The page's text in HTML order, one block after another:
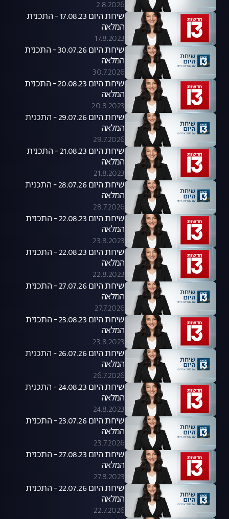
2.8.2026
שיחת היום 17.08.23 - התכנית
המלאה
17.8.2023
שיחת היום 30.07.26 - התכנית
המלאה
30.7.2026
שיחת היום 20.08.23 - התכנית
המלאה
20.8.2023
שיחת היום 29.07.26 - התכנית
המלאה
29.7.2026
שיחת היום 21.08.23 - התכנית
המלאה
21.8.2023
שיחת היום 28.07.26 - התכנית
המלאה
28.7.2026
שיחת היום 22.08.23 - התכנית
המלאה
23.8.2023
שיחת היום 22.08.23 - התכנית
המלאה
22.8.2023
שיחת היום 27.07.26 - התכנית
המלאה
27.7.2026
שיחת היום 23.08.23 - התכנית
המלאה
23.8.2023
שיחת היום 26.07.26 - התכנית
המלאה
26.7.2026
שיחת היום 24.08.23 - התכנית
המלאה
24.8.2023
שיחת היום 23.07.26 - התכנית
המלאה
23.7.2026
שיחת היום 27.08.23 - התכנית
המלאה
27.8.2023
שיחת היום 22.07.26 - התכנית
המלאה
22.7.2026